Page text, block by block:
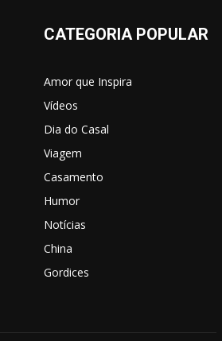
CATEGORIA POPULAR
Amor que Inspira
Vídeos
Dia do Casal
Viagem
Casamento
Humor
Notícias
China
Gordices